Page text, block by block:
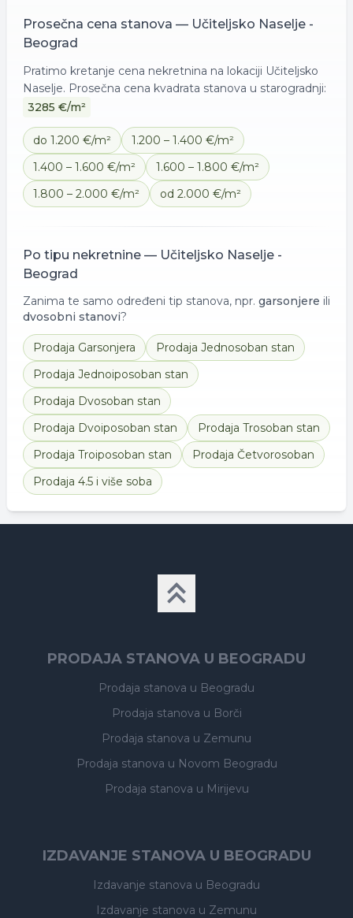
Prosečna cena stanova — Učiteljsko Naselje -
Beograd
Pratimo kretanje cena nekretnina na lokaciji Učiteljsko
Naselje. Prosečna cena kvadrata stanova u starogradnji:
3285 €/m²
do 1.200 €/m²
1.200 – 1.400 €/m²
1.400 – 1.600 €/m²
1.600 – 1.800 €/m²
1.800 – 2.000 €/m²
od 2.000 €/m²
Po tipu nekretnine — Učiteljsko Naselje -
Beograd
Zanima te samo određeni tip stanova, npr. garsonjere ili
dvosobni stanovi?
Prodaja Garsonjera Prodaja Jednosoban stan
Prodaja Jednoiposoban stan
Prodaja Dvosoban stan
Prodaja Dvoiposoban stan Prodaja Trosoban stan
Prodaja Troiposoban stan Prodaja Četvorosoban
Prodaja 4.5 i više soba
PRODAJA STANOVA U BEOGRADU
Prodaja stanova u Beogradu
Prodaja stanova u Borči
Prodaja stanova u Zemunu
Prodaja stanova u Novom Beogradu
Prodaja stanova u Mirijevu
IZDAVANJE STANOVA U BEOGRADU
Izdavanje stanova u Beogradu
Izdavanje stanova u Zemunu